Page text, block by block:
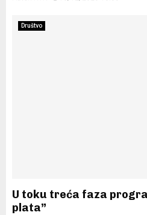
Društvo
U toku treća faza
plata”